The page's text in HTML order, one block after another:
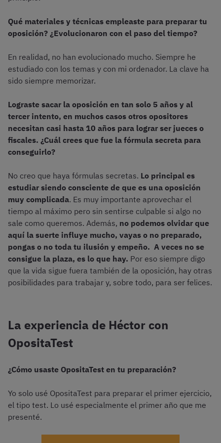
Qué materiales y técnicas empleaste para preparar tu
oposición? ¿Evolucionaron con el paso del tiempo?
En realidad, no han evolucionado mucho. Siempre he
estudiado con los temas y con mi ordenador. La clave ha
sido siempre memorizar.
Lograste sacar la oposición en tan solo 5 años y al
tercer intento, en muchos casos otros opositores
necesitan casi hasta 10 años para lograr ser jueces o
fiscales. ¿Cuál crees que fue la fórmula secreta para
conseguirlo?
No creo que haya fórmulas secretas. Lo principal es
estudiar siendo consciente de que es una oposición
muy complicada. Es muy importante aprovechar el
tiempo al máximo pero sin sentirse culpable si algo no
sale como queremos. Además, no podemos olvidar que
aquí la suerte influye mucho, vayas o no preparado,
pongas o no toda tu ilusión y empeño. A veces no se
consigue la plaza, es lo que hay. Por eso siempre digo
que la vida sigue fuera también de la oposición, hay otras
posibilidades para trabajar y, sobre todo, para ser felices.
La experiencia de Héctor con
OpositaTest
¿Cómo usaste OpositaTest en tu preparación?
Yo solo usé OpositaTest para preparar el primer ejercicio,
el tipo test. Lo usé especialmente el primer año que me
presenté.